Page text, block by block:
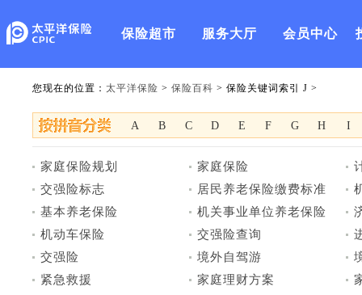
保险超市 服务大厅 会员中心
您现在的位置： 太平洋保险 > 保险百科 > 保险关键词索引 J >
A B C D E F G H I
家庭保险规划 家庭保险
交强险标志
居民养老保险缴费标准
基本养老保险
机关事业单位养老保险
机动车保险
交强险查询
交强险
境外自驾游
紧急救援
家庭理财方案